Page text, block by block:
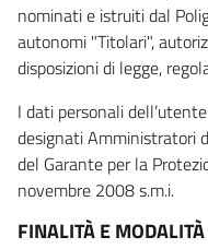
nominati e istruiti dal
autonomi "Titolari",
disposizioni di legge,
I dati personali
designati Amministratori
del Garante per la
novembre 2008 s.m.i.
FINALITÀ E